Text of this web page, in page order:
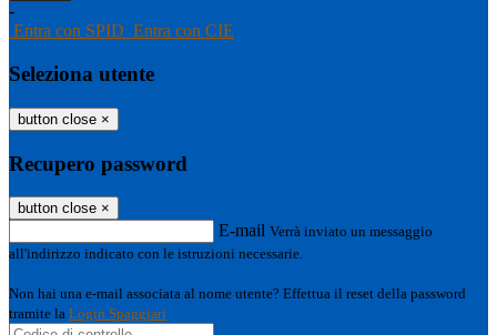
-
Entra con SPID Entra con CIE
Seleziona utente
button close ×
Recupero password
button close ×
E-mail Verrà inviato un messaggio
all'indirizzo indicato con le istruzioni necessarie.
Non hai una e-mail associata al nome utente? Effettua il reset della password
tramite la Login Spaggiari